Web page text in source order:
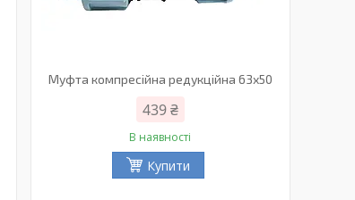
Муфта компресійна редукційна 63х50
439 ₴
В наявності
Купити